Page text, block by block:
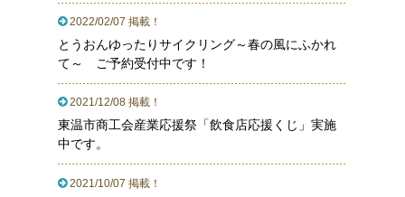
2022/02/07 掲載！
とうおんゆったりサイクリング～春の風にふかれ
て～ ご予約受付中です！
2021/12/08 掲載！
東温市商工会産業応援祭「飲食店応援くじ」実施
中です。
2021/10/07 掲載！
とうおんMAP
オンラインショップ